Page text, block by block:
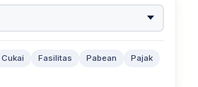
Cukai Fasilitas Pabean
Pajak